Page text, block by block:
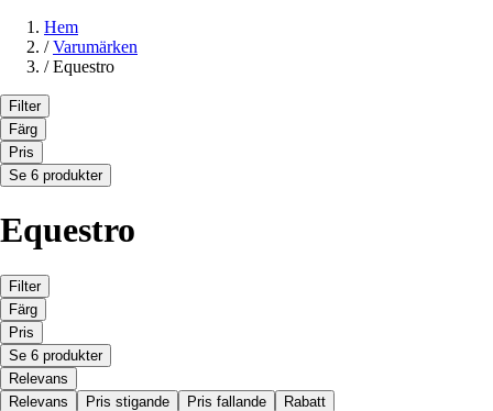
Hem
/ Varumärken
/ Equestro
Filter
Färg
Pris
Se 6 produkter
Equestro
Filter
Färg
Pris
Se 6 produkter
Relevans
Relevans
Pris stigande Pris fallande Rabatt